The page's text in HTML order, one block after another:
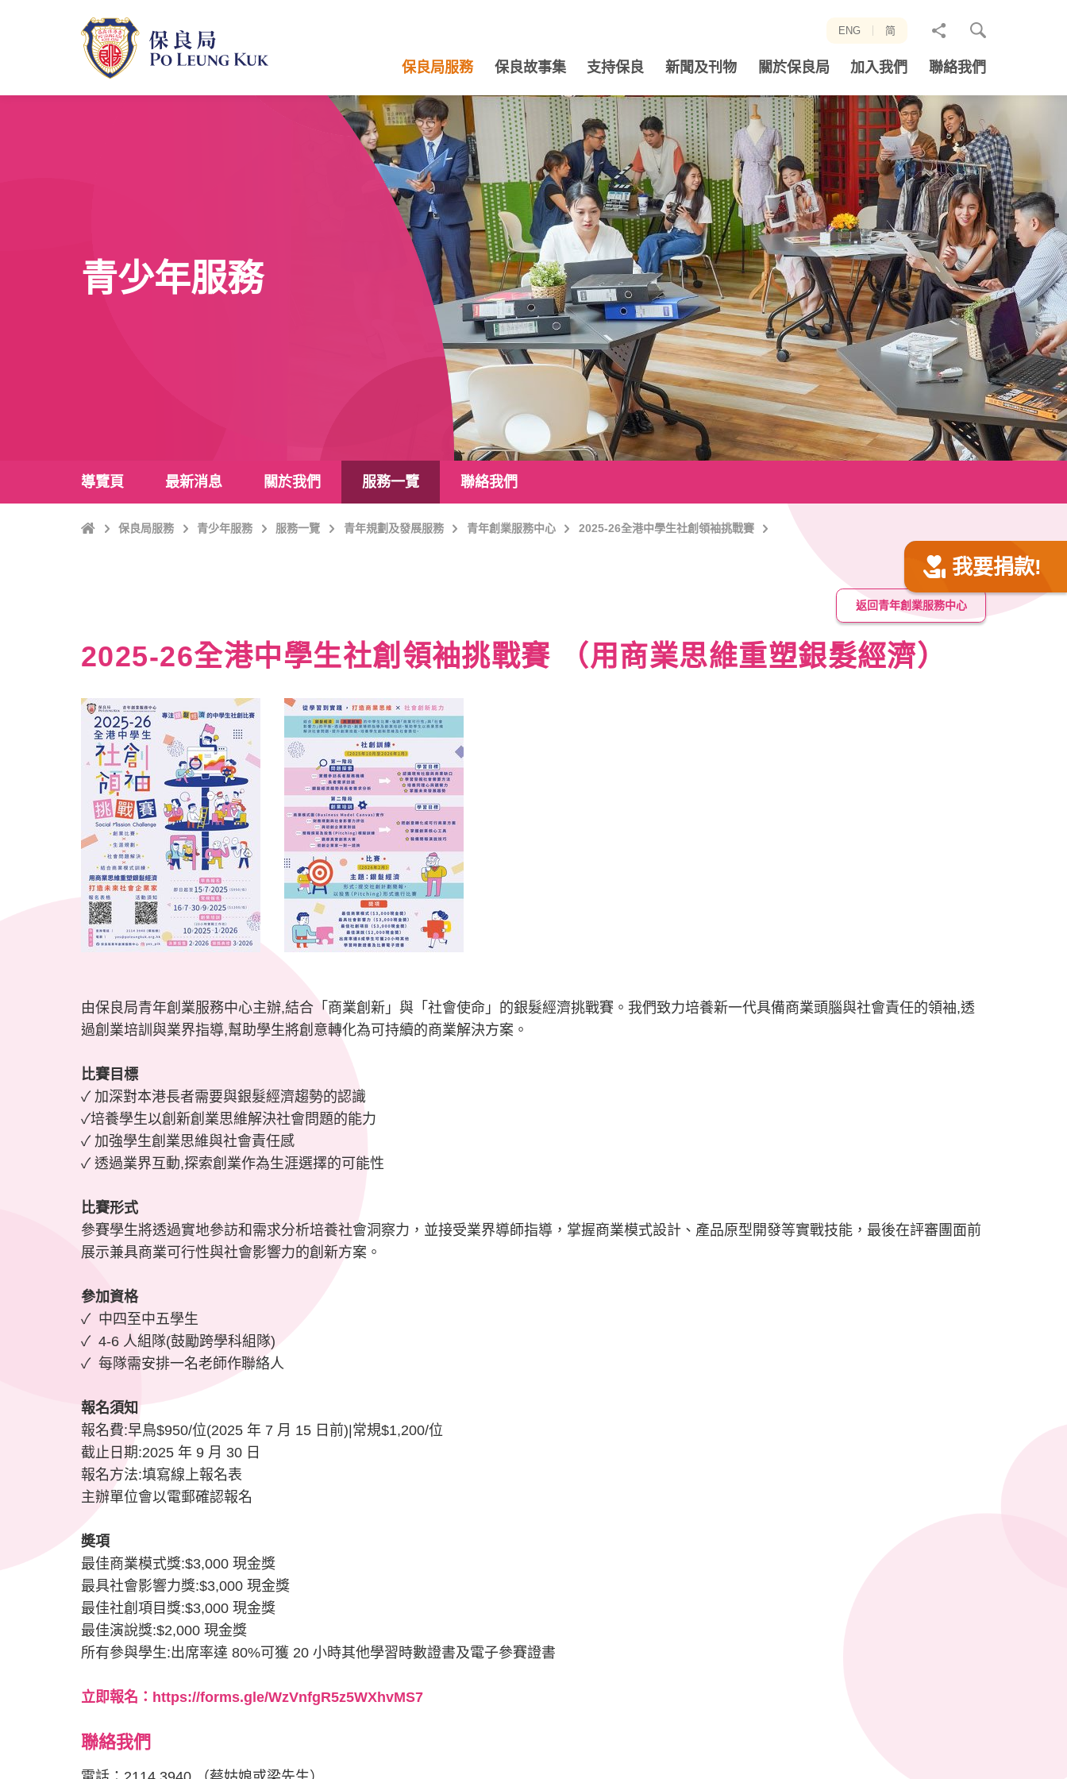
ENG 简
分
至
保良局服務 保良故事集 支持保良 新聞及刊物 關於保良局 加入我們 聯絡我們
青少年服務
導覽頁 最新消息 關於我們 服務一覽 聯絡我們
主
保良局服務 青少年服務 服務一覽 青年規劃及發展服務 青年創業服務中心 2025-26全港中學生社創領袖挑戰賽
我要捐款!
返回青年創業服務中心
2025-26全港中學生社創領袖挑戰賽 （用商業思維重塑銀髮經濟）
由保良局青年創業服務中心主辦,結合「商業創新」與「社會使命」的銀髮經濟挑戰賽。我們致力培養新一代具備商業頭腦與社會責任的領袖,透
過創業培訓與業界指導,幫助學生將創意轉化為可持續的商業解決方案。
比賽目標
✓ 加深對本港長者需要與銀髮經濟趨勢的認識
✓培養學生以創新創業思維解決社會問題的能力
✓ 加強學生創業思維與社會責任感
✓ 透過業界互動,探索創業作為生涯選擇的可能性
比賽形式
參賽學生將透過實地參訪和需求分析培養社會洞察力，並接受業界導師指導，掌握商業模式設計、產品原型開發等實戰技能，最後在評審團面前
展示兼具商業可行性與社會影響力的創新方案。
參加資格
✓ 中四至中五學生
✓ 4-6 人組隊(鼓勵跨學科組隊)
✓ 每隊需安排一名老師作聯絡人
報名須知
報名費:早鳥$950/位(2025 年 7 月 15 日前)|常規$1,200/位
截止日期:2025 年 9 月 30 日
報名方法:填寫線上報名表
主辦單位會以電郵確認報名
奬項
最佳商業模式獎:$3,000 現金獎
最具社會影響力獎:$3,000 現金獎
最佳社創項目獎:$3,000 現金獎
最佳演說獎:$2,000 現金獎
所有參與學生:出席率達 80%可獲 20 小時其他學習時數證書及電子參賽證書
立即報名： https://forms.gle/WzVnfgR5z5WXhvMS7
聯絡我們